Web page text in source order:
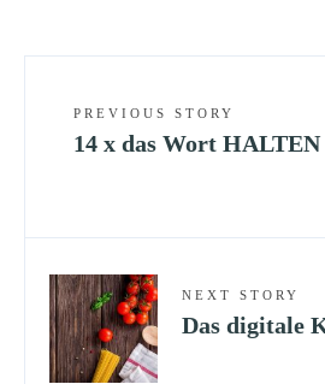
PREVIOUS STORY
14 x das Wort HALTEN
NEXT STORY
Das digitale